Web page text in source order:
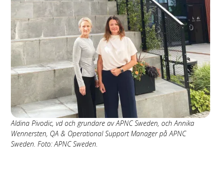
Aldina Pivodic, vd och grundare av APNC Sweden, och Annika
Wennersten, QA & Operational Support Manager på APNC
Sweden. Foto: APNC Sweden.